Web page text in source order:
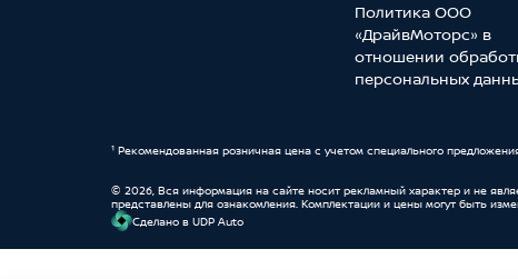
Политика ООО
«ДрайвМоторс» в
отношении
персональных
¹ Рекомендованная розничная цена с учетом специального
© 2026, Вся информация на сайте носит рекламный характер и не
представлены для ознакомления. Комплектации и цены могут быть
Cделано в UDP Auto